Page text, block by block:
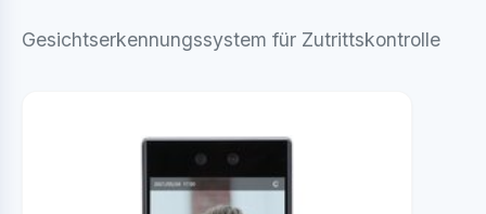
Gesichtserkennungssystem für Zutrittskontrolle